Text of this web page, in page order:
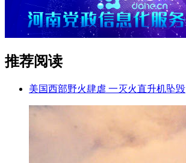
推荐阅读
美国西部野火肆虐 一灭火直升机坠毁